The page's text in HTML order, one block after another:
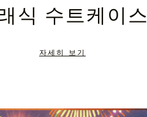
식 수트케이스
자세히 보기